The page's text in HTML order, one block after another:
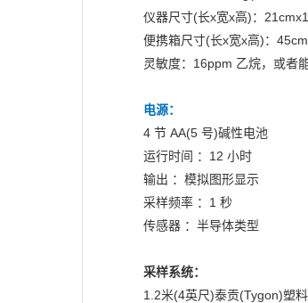
仪器尺寸(长x宽x高)：
便携箱尺寸(长x宽x高)：
灵敏度：16ppm 乙烷，或者
电源：
4 节 AA(5 号)碱性电池
运行时间 ：12 小时
输出 ：模拟图形显示
采样频率 ：1 秒
传感器 ：半导体类型
采样系统：
1.2米(4英尺)泰贡(Tygon)塑料